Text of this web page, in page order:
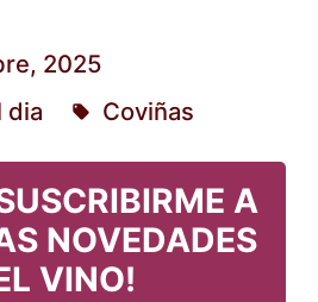
2025
dia Coviñas
A
NOVEDADES
VINO!